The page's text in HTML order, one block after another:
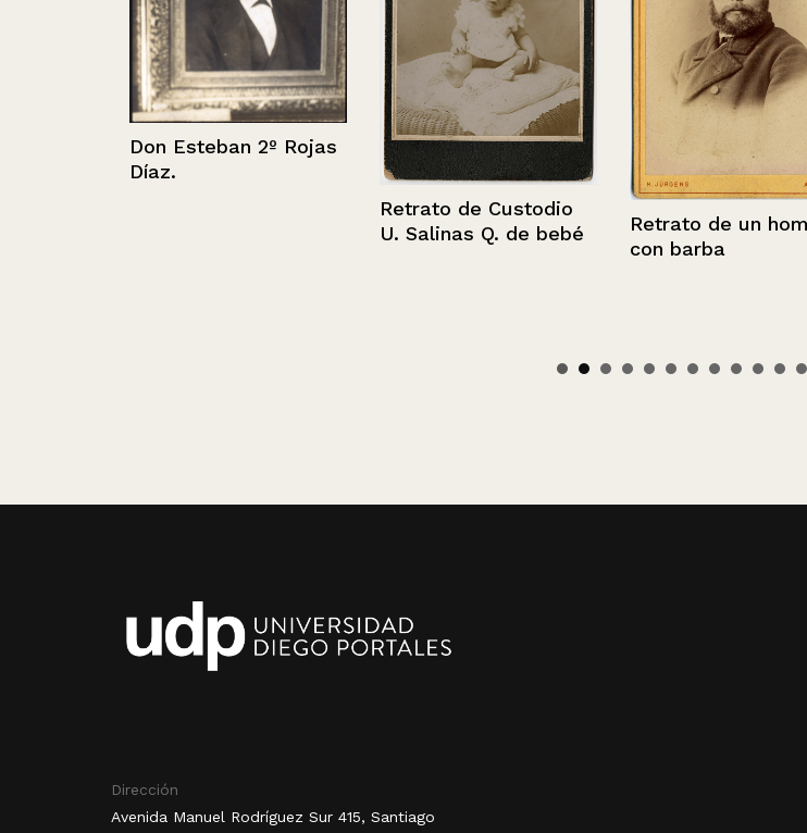
Don Esteban 2º Rojas
Díaz.
Retrato de Custodio
U. Salinas Q. de bebé
Retrato de un hombre
con barba
Dirección
Avenida Manuel Rodríguez Sur 415, Santiago